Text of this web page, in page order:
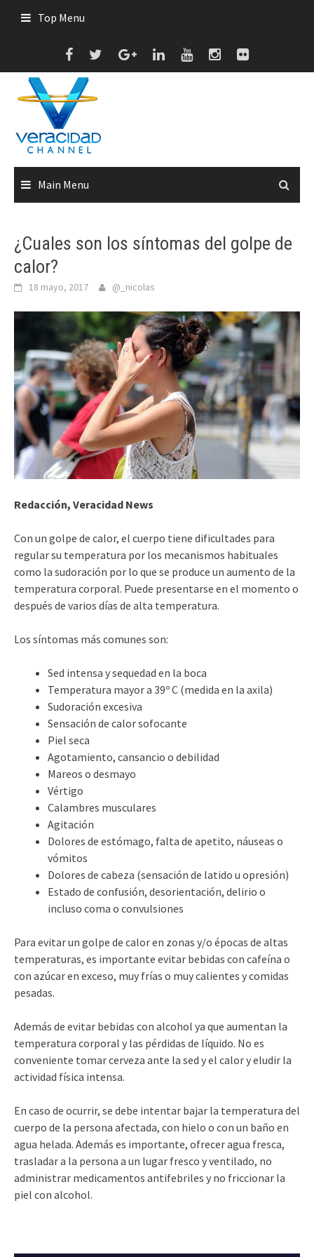
Top Menu
Main Menu
¿Cuales son los síntomas del golpe de
calor?
18 mayo, 2017 @_nicolas
Redacción, Veracidad News
Con un golpe de calor, el cuerpo tiene dificultades para
regular su temperatura por los mecanismos habituales
como la sudoración por lo que se produce un aumento de la
temperatura corporal. Puede presentarse en el momento o
después de varios días de alta temperatura.
Los síntomas más comunes son:
Sed intensa y sequedad en la boca
Temperatura mayor a 39º C (medida en la axila)
Sudoración excesiva
Sensación de calor sofocante
Piel seca
Agotamiento, cansancio o debilidad
Mareos o desmayo
Vértigo
Calambres musculares
Agitación
Dolores de estómago, falta de apetito, náuseas o
vómitos
Dolores de cabeza (sensación de latido u opresión)
Estado de confusión, desorientación, delirio o
incluso coma o convulsiones
Para evitar un golpe de calor en zonas y/o épocas de altas
temperaturas, es importante evitar bebidas con cafeína o
con azúcar en exceso, muy frías o muy calientes y comidas
pesadas.
Además de evitar bebidas con alcohol ya que aumentan la
temperatura corporal y las pérdidas de líquido. No es
conveniente tomar cerveza ante la sed y el calor y eludir la
actividad física intensa.
En caso de ocurrir, se debe intentar bajar la temperatura del
cuerpo de la persona afectada, con hielo o con un baño en
agua helada. Además es importante, ofrecer agua fresca,
trasladar a la persona a un lugar fresco y ventilado, no
administrar medicamentos antifebriles y no friccionar la
piel con alcohol.